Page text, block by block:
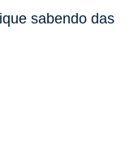
sabendo das